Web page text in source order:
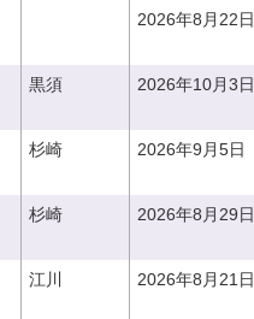
2026年8月22日
黒須 2026年10月3日
杉崎 2026年9月5日
杉崎 2026年8月29日
江川 2026年8月21日